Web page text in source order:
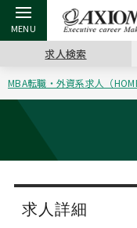
戻る
アクシアムの特長
サービス案内
コンサルタントの紹介
戻る
キャリア支援 TOP
キャリアデザイン講座
（最新求人市場動向）
ステージ別アドバイス
戻る
転職ツール TOP
英文レジュメの書き方
職務経歴書の書き方
戻る
転職コラム TOP
“展”職相談室
転職市場の明日をよめ
戻る
イベント・セミナー TOP
ジョブフェア
キャリアデザインセミナ
戻る
会社概要 TOP
沿革
主なクライアント
求人検索
MBA転職・外資系求人（
求人詳細